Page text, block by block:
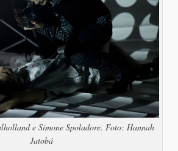
e Simone Spoladore. Foto: Hannah
Jatobá